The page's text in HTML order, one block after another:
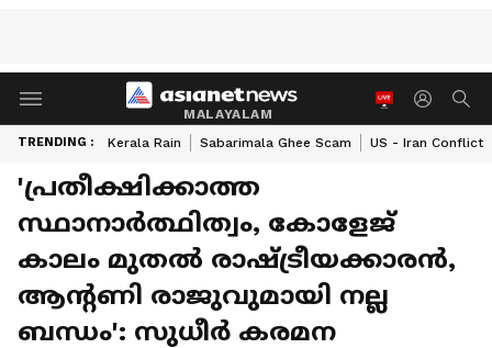
MALAYALAM
TRENDING : Kerala Rain Sabarimala Ghee Scam US - Iran Conflict
'പ്രതീക്ഷിക്കാത്ത
സ്ഥാനാർത്ഥിത്വം, കോളേജ്
കാലം മുതൽ രാഷ്ട്രീയക്കാരൻ,
ആന്റണി രാജുവുമായി നല്ല
ബന്ധം': സുധീർ കരമന